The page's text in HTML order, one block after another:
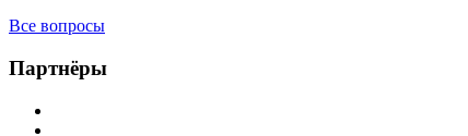
Все вопросы
Партнёры